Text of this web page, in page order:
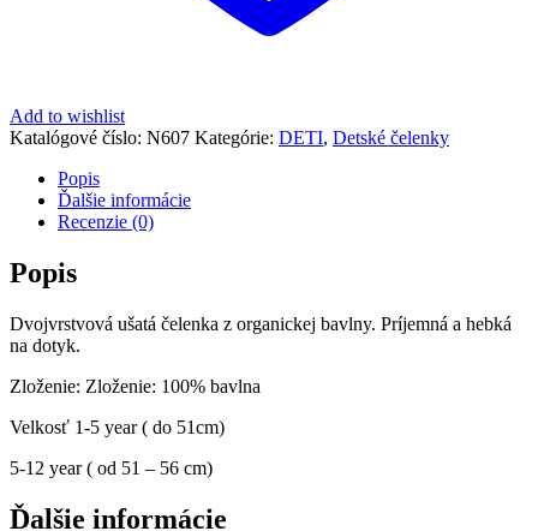
Add to wishlist
Katalógové číslo: N607 Kategórie: DETI, Detské čelenky
Popis
Ďalšie informácie
Recenzie (0)
Popis
Dvojvrstvová ušatá čelenka z organickej bavlny. Príjemná a hebká
na dotyk.
Zloženie: Zloženie: 100% bavlna
Velkosť 1-5 year ( do 51cm)
5-12 year ( od 51 – 56 cm)
Ďalšie informácie